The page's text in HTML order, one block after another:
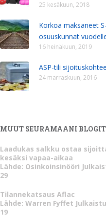
25 kesäkuun, 2018
Korkoa maksaneet S-
osuuskunnat
16 heinäkuun, 2019
ASP-tili
24 marraskuun, 2016
MUUT SEURAMAANI BLOGIT
Laadukas salkku ostaa
kesäksi vapaa-aikaa
Lähde: Osinkoinsinööri
29
Tilannekatsaus Aflac
Lähde: Warren Fyffet
19